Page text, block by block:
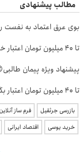
مطالب پیشنهادی
بوی عرق اعتماد به‌ نفست
تا ۴۰ میلیون تومان اعتبار خرید قسطی از دیجی پی
پیشنهاد ویژه پیمان
تا ۴۰ میلیون تومان اعتبار بگیر
بازرسی جرثقیل فرم ساز آنلاین
خرید یوسی
اقتصاد ایرانی